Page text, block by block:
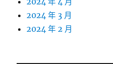
2024 年 3 月
2024 年 2 月